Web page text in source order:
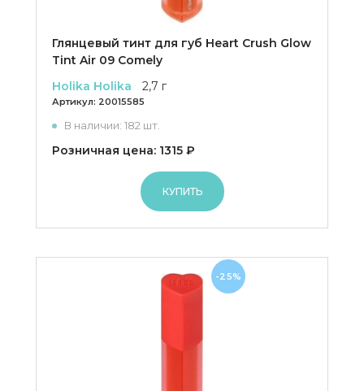
Глянцевый тинт для губ Heart Crush Glow
Tint Air 09 Comely
Holika Holika
2,7 г
Артикул: 20015585
В наличии: 182 шт.
Розничная цена: 1315 ₽
КУПИТЬ
-25%